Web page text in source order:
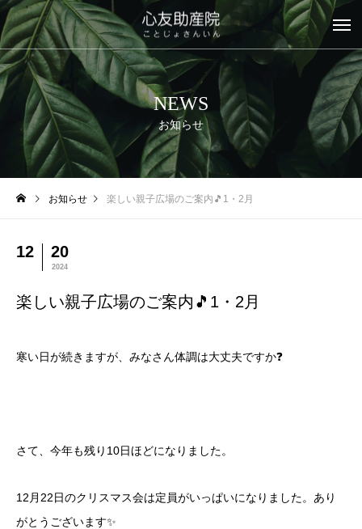
NEWS
お知らせ
お知らせ 楽しい親子広場のご案内🎵1・2月
12 20
2024
楽しい親子広場のご案内🎵1・2月
寒い日が続きますが、みなさん体調は大丈夫ですか❓
さて、今年も残り10日ほどになりました。
12月22日のクリスマス会は定員がいっぱいになりました。あり
がとうございます✨